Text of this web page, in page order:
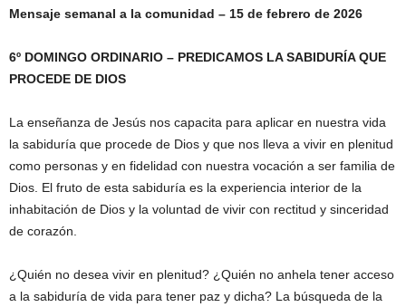
Mensaje semanal a la comunidad – 15 de febrero de 2026
6º DOMINGO ORDINARIO – PREDICAMOS LA SABIDURÍA QUE
PROCEDE DE DIOS
La enseñanza de Jesús nos capacita para aplicar en nuestra vida
la sabiduría que procede de Dios y que nos lleva a vivir en plenitud
como personas y en fidelidad con nuestra vocación a ser familia de
Dios. El fruto de esta sabiduría es la experiencia interior de la
inhabitación de Dios y la voluntad de vivir con rectitud y sinceridad
de corazón.
¿Quién no desea vivir en plenitud? ¿Quién no anhela tener acceso
a la sabiduría de vida para tener paz y dicha? La búsqueda de la